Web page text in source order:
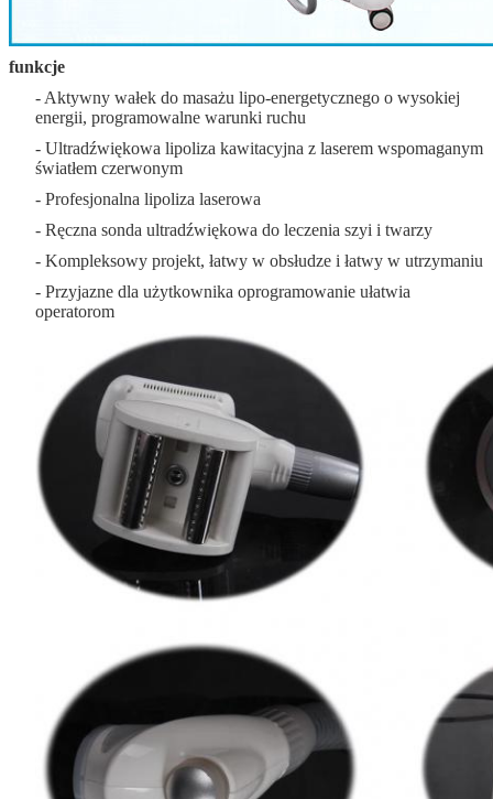
funkcje
- Aktywny wałek do masażu lipo-energetycznego o wysokiej
energii, programowalne warunki ruchu
- Ultradźwiękowa lipoliza kawitacyjna z laserem wspomaganym
światłem czerwonym
- Profesjonalna lipoliza laserowa
- Ręczna sonda ultradźwiękowa do leczenia szyi i twarzy
- Kompleksowy projekt, łatwy w obsłudze i łatwy w utrzymaniu
- Przyjazne dla użytkownika oprogramowanie ułatwia
operatorom